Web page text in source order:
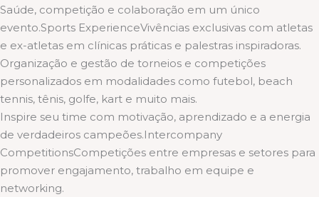
Saúde, competição e colaboração em um único
evento.Sports ExperienceVivências exclusivas com atletas
e ex-atletas em clínicas práticas e palestras inspiradoras.
Organização e gestão de torneios e competições
personalizados em modalidades como futebol, beach
tennis, tênis, golfe, kart e muito mais.
Inspire seu time com motivação, aprendizado e a energia
de verdadeiros campeões.Intercompany
CompetitionsCompetições entre empresas e setores para
promover engajamento, trabalho em equipe e
networking.